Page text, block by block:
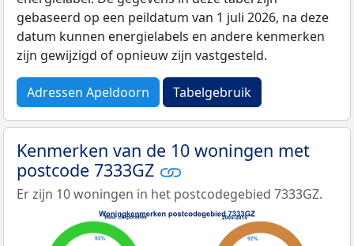
gebaseerd op een peildatum van 1 juli 2026, na deze
datum kunnen energielabels en andere kenmerken
zijn gewijzigd of opnieuw zijn vastgesteld.
Adressen Apeldoorn Tabelgebruik
Kenmerken van de 10 woningen met
postcode 7333GZ
Er zijn 10 woningen in het postcodegebied 7333GZ.